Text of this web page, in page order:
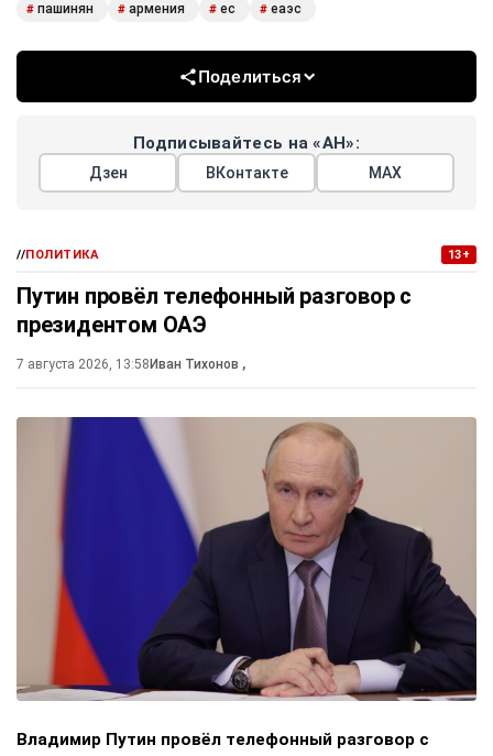
# пашинян # армения # ес # еаэс
Поделиться
Подписывайтесь на «АН»:
Дзен ВКонтакте МАХ
//ПОЛИТИКА 13+
Путин провёл телефонный разговор с
президентом ОАЭ
7 августа 2026, 13:58 Иван Тихонов ,
Владимир Путин провёл телефонный разговор с